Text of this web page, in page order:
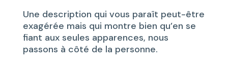
Une description qui vous paraît peut-être
exagérée mais qui montre bien qu’en se
fiant aux seules apparences, nous
passons à côté de la personne.